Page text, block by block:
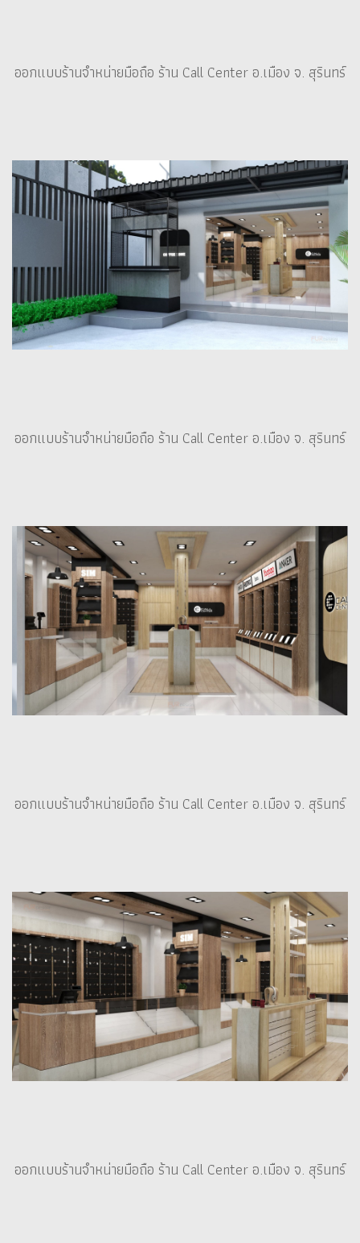
ออกแบบร้านจำหน่ายมือถือ ร้าน Call Center อ.เมือง จ. สุรินทร์
ออกแบบร้านจำหน่ายมือถือ ร้าน Call Center อ.เมือง จ. สุรินทร์
ออกแบบร้านจำหน่ายมือถือ ร้าน Call Center อ.เมือง จ. สุรินทร์
ออกแบบร้านจำหน่ายมือถือ ร้าน Call Center อ.เมือง จ. สุรินทร์